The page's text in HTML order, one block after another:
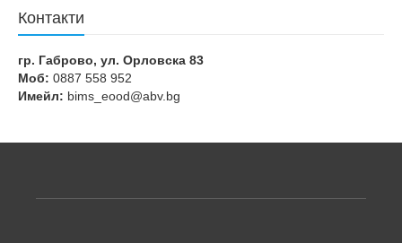
Контакти
гр. Габрово, ул. Орловска 83
Моб: 0887 558 952
Имейл: bims_eood@abv.bg